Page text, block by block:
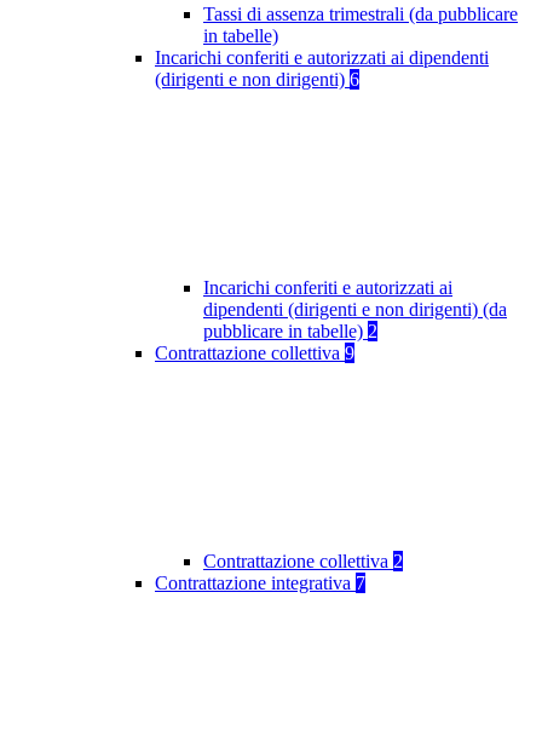
Tassi di assenza trimestrali (da pubblicare
in tabelle)
Incarichi conferiti e autorizzati ai dipendenti
(dirigenti e non dirigenti) 6
Incarichi conferiti e autorizzati ai
dipendenti (dirigenti e non dirigenti) (da
pubblicare in tabelle) 2
Contrattazione collettiva 9
Contrattazione collettiva 2
Contrattazione integrativa 7